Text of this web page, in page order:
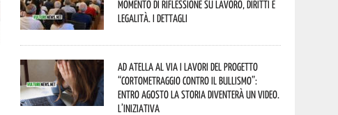
momento di riflessione su lavoro, diritti e
legalità. I dettagli
Ad Atella al via i lavori del progetto
“Cortometraggio contro il bullismo”:
entro agosto la storia diventerà un video.
L’iniziativa